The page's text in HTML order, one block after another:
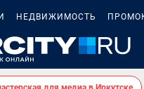
НЕДВИЖИМОСТЬ